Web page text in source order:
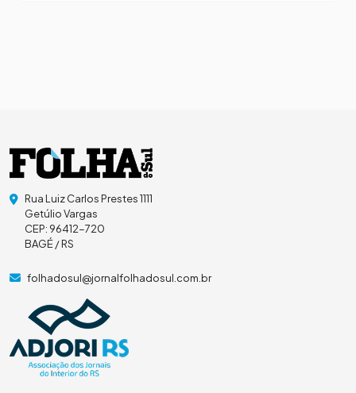
Rua Luiz Carlos Prestes 1111
Getúlio Vargas
CEP: 96412-720
BAGÉ / RS
folhadosul@jornalfolhadosul.com.br